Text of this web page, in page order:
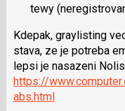
názor.
navigaci
lze
použít
i
klávesy
tewy
Kdepak, graylisting
stava, ze je potreba
lepsi je nasazeni
https://
abs.html